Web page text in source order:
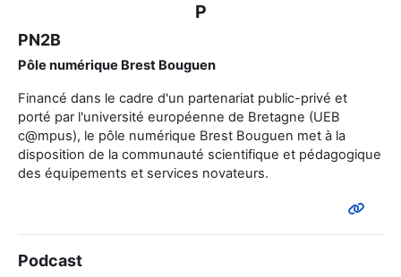
P
PN2B
Pôle numérique Brest Bouguen
Financé dans le cadre d'un partenariat public-privé et
porté par l'université européenne de Bretagne (UEB
c@mpus), le pôle numérique Brest Bouguen met à la
disposition de la communauté scientifique et pédagogique
des équipements et services novateurs.
Podcast